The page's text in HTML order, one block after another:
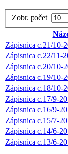
Zobr. počet
Zápisnica c.21/10-
Zápisnica c.22/11-
Zápisnica c.20/10-
Zápisnica c.19/10-
Zápisnica c.18/10-
Zápisnica c.17/9-
Zápisnica c.16/9-
Zápisnica c.15/7-
Zápisnica c.14/6-
Zápisnica c.13/6-